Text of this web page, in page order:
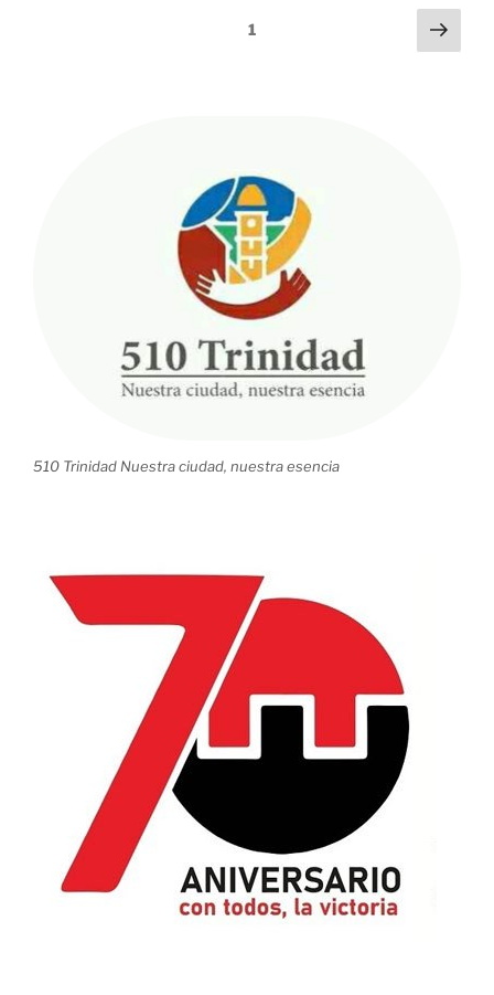
COVD-
Página1
510 Trinidad Nuestra ciudad, nuestra esencia